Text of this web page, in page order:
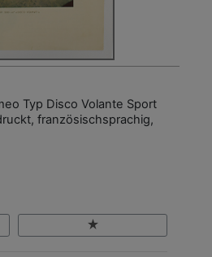
Typ Disco Volante Sport
französischsprachig,